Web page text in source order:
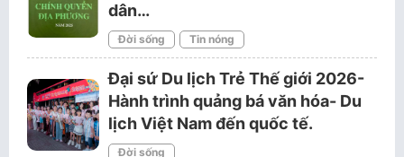
dân…
Đời sống Tin nóng
Đại sứ Du lịch Trẻ Thế giới 2026-
Hành trình quảng bá văn hóa- Du
lịch Việt Nam đến quốc tế.
Đời sống